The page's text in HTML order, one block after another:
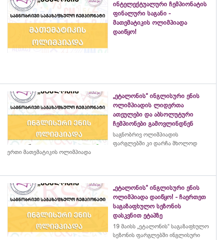
ინტელექტუალური ჩემპიონატის
ფინალური საგანი -
მათემატიკის ოლიმპიადა
დაიწყო!
„ეტალონის“ ინგლისური ენის
ოლიმპიადის ლიდერთა
ათეულები და აბსოლუტური
ჩემპიონები გამოვლინდნენ
საგნობრივ ოლიმპიადის
ფარგლებში კი დარჩა მხოლოდ
ერთი მათემატიკის ოლიმპიადა
„ეტალონის“ ინგლისური ენის
ოლიმპიადა დაიწყო! - ჩაერთეთ
საგაზაფხულო სეზონის
დასკვნით ეტაპზე
19 მაისს „ეტალონის“ საგაზაფხულო
სეზონის ფარგლებში ინგლისური